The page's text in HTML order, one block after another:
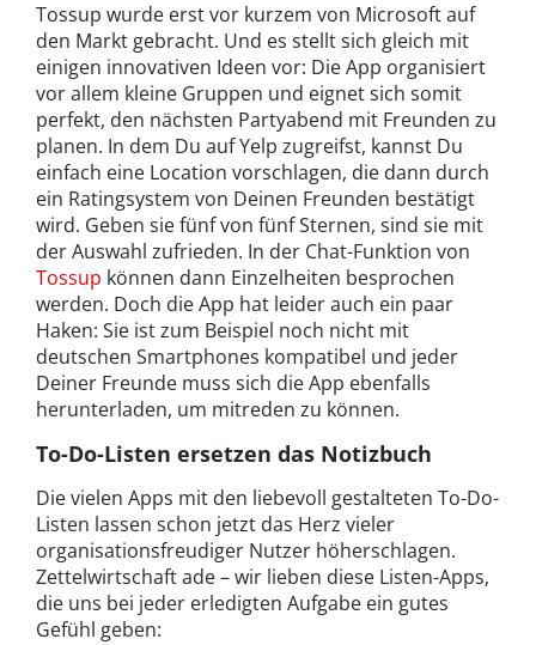
Tossup wurde erst vor kurzem von Microsoft auf
den Markt gebracht. Und es stellt sich gleich mit
einigen innovativen Ideen vor: Die App organisiert
vor allem kleine Gruppen und eignet sich somit
perfekt, den nächsten Partyabend mit Freunden zu
planen. In dem Du auf Yelp zugreifst, kannst Du
einfach eine Location vorschlagen, die dann durch
ein Ratingsystem von Deinen Freunden bestätigt
wird. Geben sie fünf von fünf Sternen, sind sie mit
der Auswahl zufrieden. In der Chat-Funktion von
Tossup können dann Einzelheiten besprochen
werden. Doch die App hat leider auch ein paar
Haken: Sie ist zum Beispiel noch nicht mit
deutschen Smartphones kompatibel und jeder
Deiner Freunde muss sich die App ebenfalls
herunterladen, um mitreden zu können.
To-Do-Listen ersetzen das Notizbuch
Die vielen Apps mit den liebevoll gestalteten To-Do-
Listen lassen schon jetzt das Herz vieler
organisationsfreudiger Nutzer höherschlagen.
Zettelwirtschaft ade – wir lieben diese Listen-Apps,
die uns bei jeder erledigten Aufgabe ein gutes
Gefühl geben: